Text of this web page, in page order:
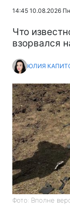
14:45 10.08.2026 Пн
Что
взорвался
ЮЛИЯ
Фото: Вполне